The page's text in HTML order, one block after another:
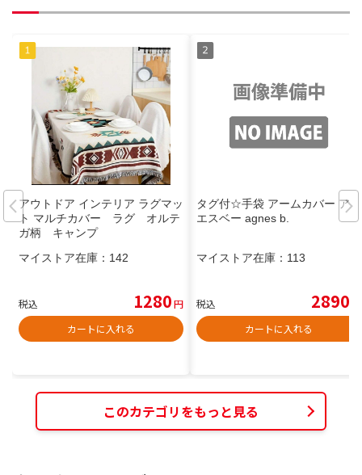
アウトドア インテリア ラグマッ
ト マルチカバー ラグ オルテ
ガ柄 キャンプ
マイストア在庫： 142
税込 1280円
カートに入れる
タグ付☆手袋 アームカバー アニ
エスベー agnes b.
マイストア在庫： 113
税込 2890
カートに入れる
このカテゴリをもっと見る